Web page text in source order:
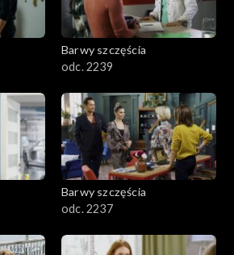
Barwy szczęścia
odc. 2239
Barwy szczęścia
odc. 2237